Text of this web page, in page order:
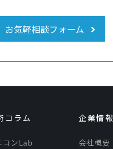
お気軽相談フォーム
コラム
コンLab
企業情報
会社概要